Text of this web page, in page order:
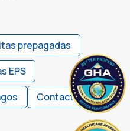
prepagadas
EPS
Contacto